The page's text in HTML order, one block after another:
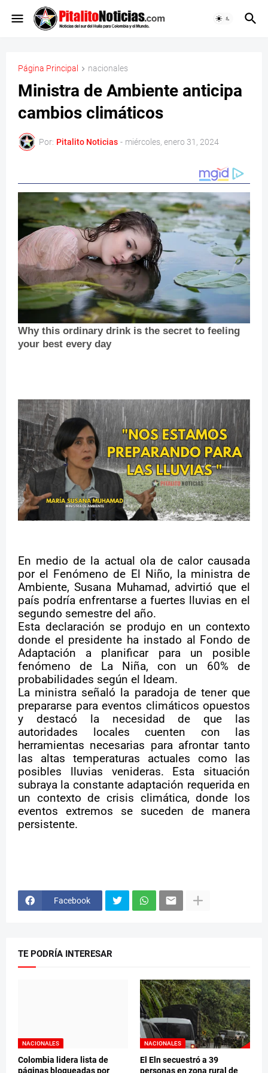
Página Principal nacionales
Ministra de Ambiente anticipa
cambios climáticos
Por: Pitalito Noticias - miércoles, enero 31, 2024
En medio de la actual ola de calor causada
por el Fenómeno de El Niño, la ministra de
Ambiente, Susana Muhamad, advirtió que el
país podría enfrentarse a fuertes lluvias en el
segundo semestre del año.
Esta declaración se produjo en un contexto
donde el presidente ha instado al Fondo de
Adaptación a planificar para un posible
fenómeno de La Niña, con un 60% de
probabilidades según el Ideam.
La ministra señaló la paradoja de tener que
prepararse para eventos climáticos opuestos
y destacó la necesidad de que las
autoridades locales cuenten con las
herramientas necesarias para afrontar tanto
las altas temperaturas actuales como las
posibles lluvias venideras. Esta situación
subraya la constante adaptación requerida en
un contexto de crisis climática, donde los
eventos extremos se suceden de manera
persistente.
Facebook
TE PODRÍA INTERESAR
NACIONALES
Colombia lidera lista de
páginas bloqueadas por
NACIONALES
El Eln secuestró a 39
personas en zona rural de